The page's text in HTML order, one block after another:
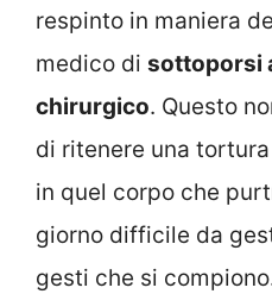
respinto in maniera
medico di sottoporsi
chirurgico. Questo
di ritenere una
in quel corpo che
giorno difficile da
gesti che si